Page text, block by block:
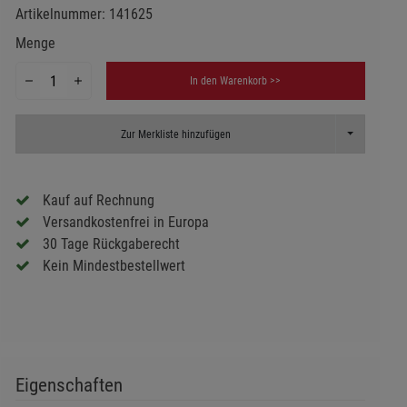
Artikelnummer: 141625
Menge
In den Warenkorb >>
Zur Merkliste hinzufügen Toggle
Kauf auf Rechnung
Versandkostenfrei in Europa
30 Tage Rückgaberecht
Kein Mindestbestellwert
Eigenschaften